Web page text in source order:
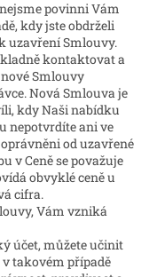
povinni Vám
kdy jste obdrželi
uzavření Smlouvy.
kontaktovat a
Smlouvy
Nová Smlouva je
kdy Naši nabídku
nepotvrdíte ani ve
od uzavřené
v Ceně se považuje
obvyklé ceně u
cifra.
Vám vzniká
účet, můžete učinit
takovém případě